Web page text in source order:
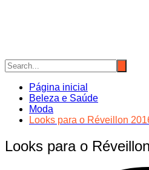
Página inicial
Beleza e Saúde
Moda
Looks para o Réveillon
Looks para o